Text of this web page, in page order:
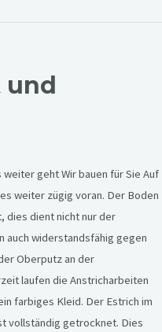
und
geht Wir bauen für Sie Auf
weiter zügig voran. Der Boden
dies dient nicht nur der
auch widerstandsfähig gegen
Oberputz an der
laufen die Anstricharbeiten
farbiges Kleid. Der Estrich im
vollständig getrocknet. Dies